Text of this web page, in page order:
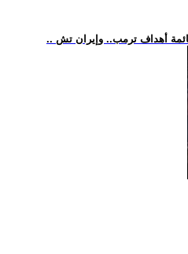
أهداف ترمب.. وإيران تش